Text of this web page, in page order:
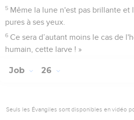
5 Même la lune n'est pas brillante et
pures à ses yeux.
6 Ce sera d’autant moins le cas de
humain, cette larve ! »
Job 26
Seuls les Évangiles sont disponibles en vidéo